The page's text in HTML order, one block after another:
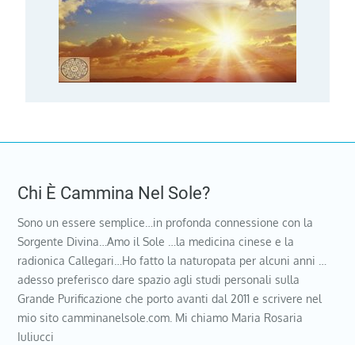
Chi È Cammina Nel Sole?
Sono un essere semplice…in profonda connessione con la
Sorgente Divina…Amo il Sole …la medicina cinese e la
radionica Callegari…Ho fatto la naturopata per alcuni anni …
adesso preferisco dare spazio agli studi personali sulla
Grande Purificazione che porto avanti dal 2011 e scrivere nel
mio sito camminanelsole.com. Mi chiamo Maria Rosaria
Iuliucci